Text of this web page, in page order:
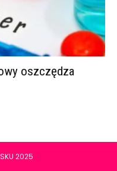
oszczędza
2025